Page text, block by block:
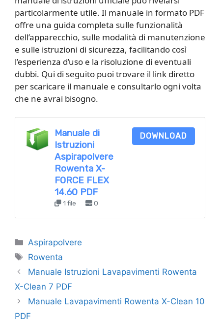
particolarmente utile. Il manuale in formato PDF
offre una guida completa sulle funzionalità
dell’apparecchio, sulle modalità di manutenzione
e sulle istruzioni di sicurezza, facilitando così
l’esperienza d’uso e la risoluzione di eventuali
dubbi. Qui di seguito puoi trovare il link diretto
per scaricare il manuale e consultarlo ogni volta
che ne avrai bisogno.
Manuale di
Istruzioni
Aspirapolvere
Rowenta X-
FORCE FLEX
14.60 PDF
1 file 0
DOWNLOAD
Categorie
Aspirapolvere
Tag
Rowenta
Manuale Istruzioni Lavapavimenti Rowenta
X-Clean 7 PDF
Manuale Lavapavimenti Rowenta X-Clean 10
PDF